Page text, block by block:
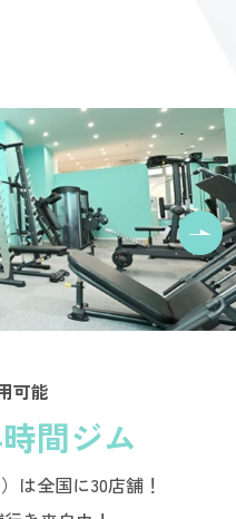
可能
間ジム
は全国に30店舗！